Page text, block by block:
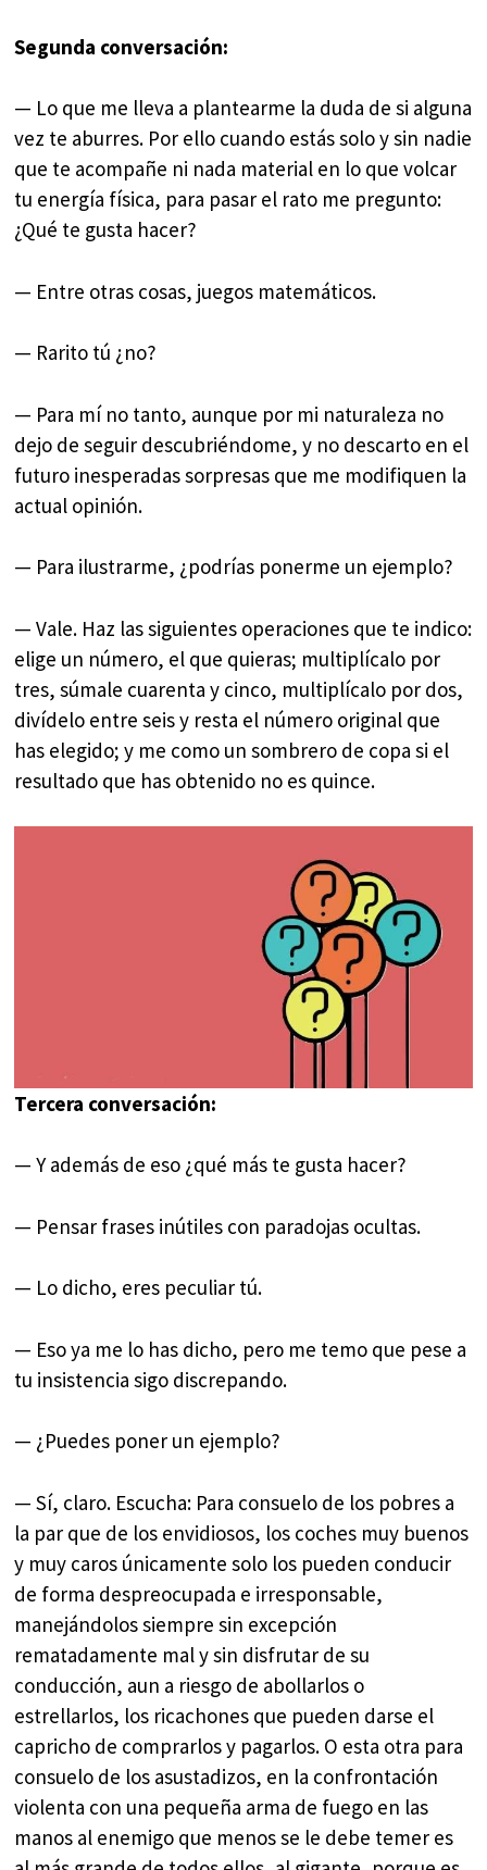
Segunda conversación:
— Lo que me lleva a plantearme la duda de si alguna
vez te aburres. Por ello cuando estás solo y sin nadie
que te acompañe ni nada material en lo que volcar
tu energía física, para pasar el rato me pregunto:
¿Qué te gusta hacer?
— Entre otras cosas, juegos matemáticos.
— Rarito tú ¿no?
— Para mí no tanto, aunque por mi naturaleza no
dejo de seguir descubriéndome, y no descarto en el
futuro inesperadas sorpresas que me modifiquen la
actual opinión.
— Para ilustrarme, ¿podrías ponerme un ejemplo?
— Vale. Haz las siguientes operaciones que te indico:
elige un número, el que quieras; multiplícalo por
tres, súmale cuarenta y cinco, multiplícalo por dos,
divídelo entre seis y resta el número original que
has elegido; y me como un sombrero de copa si el
resultado que has obtenido no es quince.
Tercera conversación:
— Y además de eso ¿qué más te gusta hacer?
— Pensar frases inútiles con paradojas ocultas.
— Lo dicho, eres peculiar tú.
— Eso ya me lo has dicho, pero me temo que pese a
tu insistencia sigo discrepando.
— ¿Puedes poner un ejemplo?
— Sí, claro. Escucha: Para consuelo de los pobres a
la par que de los envidiosos, los coches muy buenos
y muy caros únicamente solo los pueden conducir
de forma despreocupada e irresponsable,
manejándolos siempre sin excepción
rematadamente mal y sin disfrutar de su
conducción, aun a riesgo de abollarlos o
estrellarlos, los ricachones que pueden darse el
capricho de comprarlos y pagarlos. O esta otra para
consuelo de los asustadizos, en la confrontación
violenta con una pequeña arma de fuego en las
manos al enemigo que menos se le debe temer es